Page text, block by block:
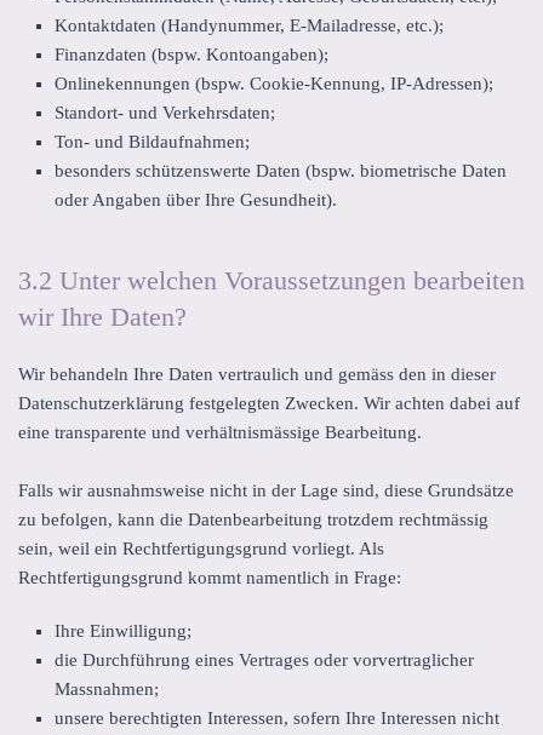
Kontaktdaten (Handynummer, E-Mailadresse, etc.);
Finanzdaten (bspw. Kontoangaben);
Onlinekennungen (bspw. Cookie-Kennung, IP-Adressen);
Standort- und Verkehrsdaten;
Ton- und Bildaufnahmen;
besonders schützenswerte Daten (bspw. biometrische Daten
oder Angaben über Ihre Gesundheit).
3.2 Unter welchen Voraussetzungen bearbeiten
wir Ihre Daten?
Wir behandeln Ihre Daten vertraulich und gemäss den in dieser
Datenschutzerklärung festgelegten Zwecken. Wir achten dabei auf
eine transparente und verhältnismässige Bearbeitung.
Falls wir ausnahmsweise nicht in der Lage sind, diese Grundsätze
zu befolgen, kann die Datenbearbeitung trotzdem rechtmässig
sein, weil ein Rechtfertigungsgrund vorliegt. Als
Rechtfertigungsgrund kommt namentlich in Frage:
Ihre Einwilligung;
die Durchführung eines Vertrages oder vorvertraglicher
Massnahmen;
unsere berechtigten Interessen, sofern Ihre Interessen nicht